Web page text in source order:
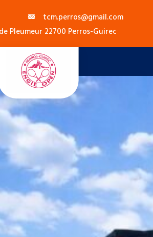
tcm.perros@gmail.com
Pleumeur 22700 Perros-Guirec